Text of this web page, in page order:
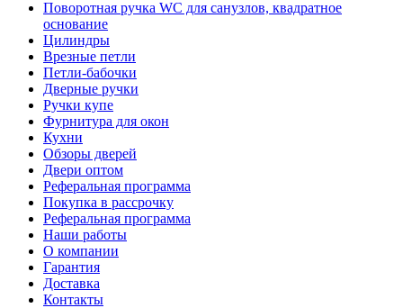
Поворотная ручка WC для санузлов, квадратное
основание
Цилиндры
Врезные петли
Петли-бабочки
Дверные ручки
Ручки купе
Фурнитура для окон
Кухни
Обзоры дверей
Двери оптом
Реферальная программа
Покупка в рассрочку
Реферальная программа
Наши работы
О компании
Гарантия
Доставка
Контакты